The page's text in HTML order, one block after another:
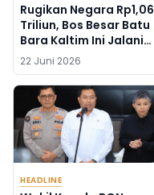
Rugikan Negara Rp1,06
Triliun, Bos Besar Batu
Bara Kaltim Ini Jalani
Sidang Vonis Hari Ini
22 Juni 2026
HEADLINE